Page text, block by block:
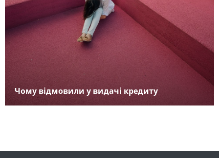
Чому відмовили у видачі кредиту